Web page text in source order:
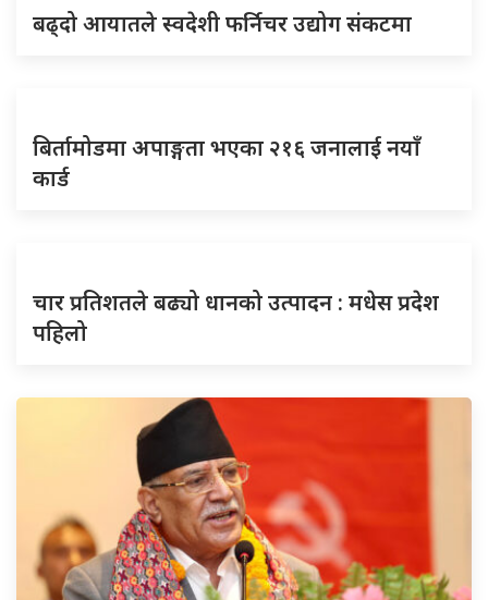
बढ्दो आयातले स्वदेशी फर्निचर उद्योग संकटमा
बिर्तामोडमा अपाङ्गता भएका २१६ जनालाई नयाँ
कार्ड
चार प्रतिशतले बढ्यो धानको उत्पादन : मधेस प्रदेश
पहिलो